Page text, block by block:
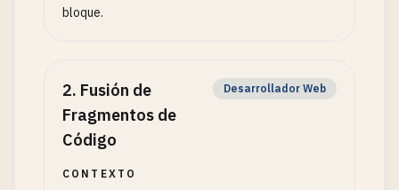
bloque.
2. Fusión de
Fragmentos de
Código
Desarrollador Web
CONTEXTO